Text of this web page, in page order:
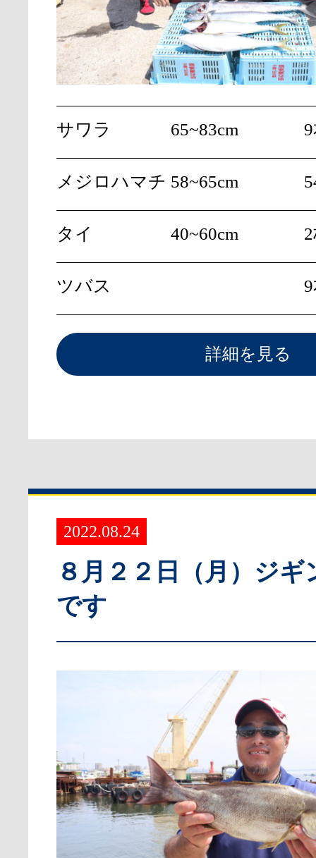
サワラ 65~83cm
メジロハマチ 58~65cm
タイ 40~60cm
ツバス
詳細を見る
2022.08.24
８月２２日（月）ジギ
です